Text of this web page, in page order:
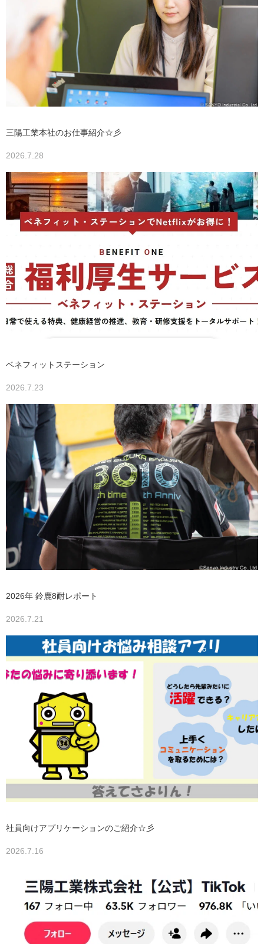
三陽工業本社のお仕事紹介☆彡
2026.7.28
ベネフィットステーション
2026.7.23
2026年 鈴鹿8耐レポート
2026.7.21
社員向けアプリケーションのご紹介☆彡
2026.7.16